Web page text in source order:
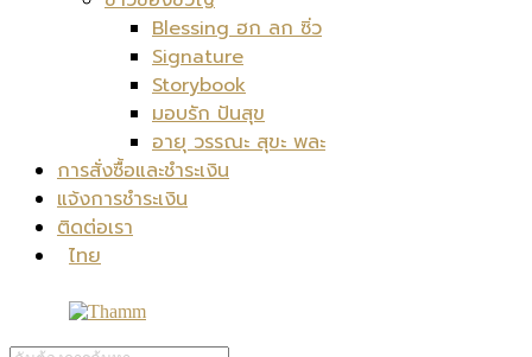
Blessing ฮก ลก ซิ่ว
Signature
Storybook
มอบรัก ปันสุข
อายุ วรรณะ สุขะ พละ
การสั่งซื้อและชำระเงิน
แจ้งการชำระเงิน
ติดต่อเรา
ไทย